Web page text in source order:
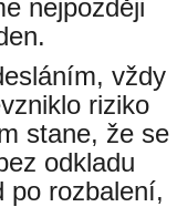
nejpozději
vždy
riziko
stane, že se
odkladu
po rozbalení,